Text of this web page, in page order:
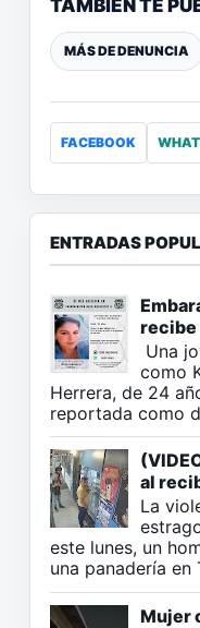
TAMBIÉN TE
MÁS DE DENUNCIA
FACEBOOK
ENTRADAS
recibe
Una
como
Herrera, de 24
reportada como
al
La
este lunes, un
una panadería en
Mujer